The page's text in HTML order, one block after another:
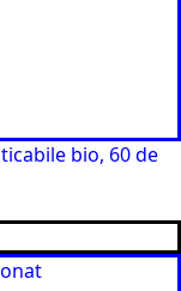
bio, 60 de